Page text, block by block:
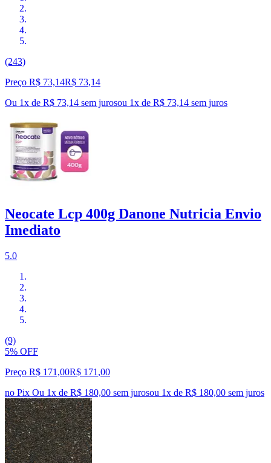
(243)
Preço R$ 73,14R$ 73,14
Ou 1x de R$ 73,14 sem jurosou 1x de R$ 73,14 sem juros
Neocate Lcp 400g Danone Nutricia Envio
Imediato
5.0
(9)
5% OFF
Preço R$ 171,00R$ 171 ,00
no Pix Ou 1x de R$ 180,00 sem jurosou 1x de R$ 180,00 sem juros